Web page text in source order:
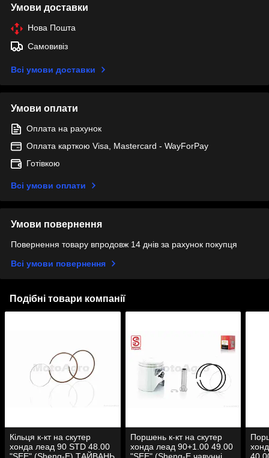
Умови доставки
Нова Пошта
Самовивіз
Всі умови доставки
Умови оплати
Оплата на рахунок
Оплата карткою Visa, Mastercard - WayForPay
Готівкою
Всі умови оплати
Умови повернення
Повернення товару впродовж 14 днів за рахунок покупця
Всі умови повернення
Подібні товари компанії
Кільця к-кт на скутер
хонда леад 90 STD 48.00
Поршень к-кт на скутер
хонда леад 90+1.00 49.00